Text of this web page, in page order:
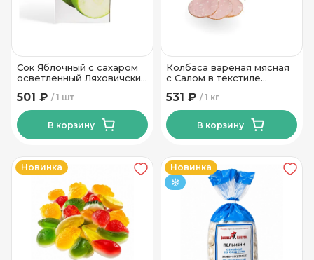
Сок Яблочный с сахаром
осветленный Ляховичский
1 шт
501 ₽
В корзину
Колбаса вареная мясная
с Салом в текстиле
Калинковичи МК
1 кг
531 ₽
В корзину
Новинка Новинка